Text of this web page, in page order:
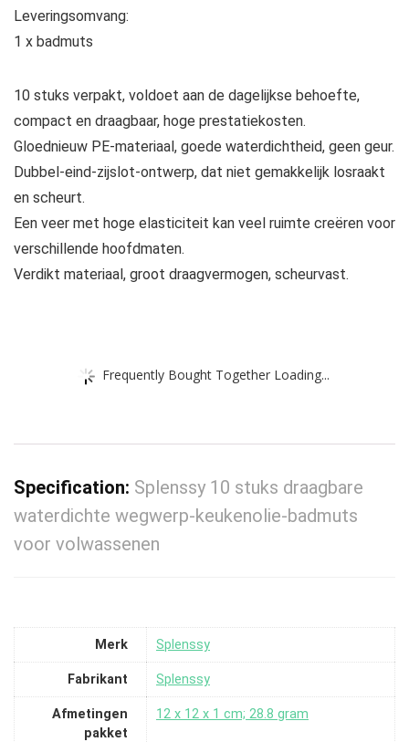
Leveringsomvang:
1 x badmuts
10 stuks verpakt, voldoet aan de dagelijkse behoefte,
compact en draagbaar, hoge prestatiekosten.
Gloednieuw PE-materiaal, goede waterdichtheid, geen geur.
Dubbel-eind-zijslot-ontwerp, dat niet gemakkelijk losraakt
en scheurt.
Een veer met hoge elasticiteit kan veel ruimte creëren voor
verschillende hoofdmaten.
Verdikt materiaal, groot draagvermogen, scheurvast.
Frequently Bought Together Loading...
Specification: Splenssy 10 stuks draagbare
waterdichte wegwerp-keukenolie-badmuts
voor volwassenen
Merk ‎Splenssy
Fabrikant ‎Splenssy
Afmetingen
pakket
‎12 x 12 x 1 cm; 28.8 gram